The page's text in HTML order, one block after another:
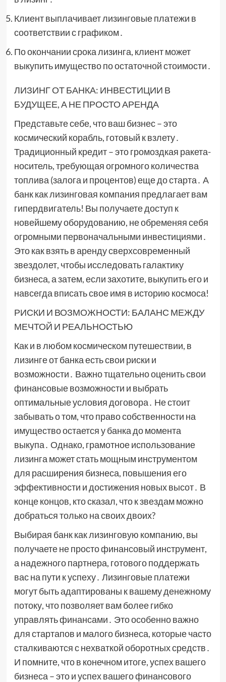
Клиент выплачивает лизинговые платежи в
соответствии с графиком․
По окончании срока лизинга, клиент может
выкупить имущество по остаточной стоимости․
ЛИЗИНГ ОТ БАНКА: ИНВЕСТИЦИИ В
БУДУЩЕЕ, А НЕ ПРОСТО АРЕНДА
Представьте себе, что ваш бизнес – это
космический корабль, готовый к взлету․
Традиционный кредит – это громоздкая ракета-
носитель, требующая огромного количества
топлива (залога и процентов) еще до старта․ А
банк как лизинговая компания предлагает вам
гипердвигатель! Вы получаете доступ к
новейшему оборудованию, не обременяя себя
огромными первоначальными инвестициями․
Это как взять в аренду сверхсовременный
звездолет, чтобы исследовать галактику
бизнеса, а затем, если захотите, выкупить его и
навсегда вписать свое имя в историю космоса!
РИСКИ И ВОЗМОЖНОСТИ: БАЛАНС МЕЖДУ
МЕЧТОЙ И РЕАЛЬНОСТЬЮ
Как и в любом космическом путешествии, в
лизинге от банка есть свои риски и
возможности․ Важно тщательно оценить свои
финансовые возможности и выбрать
оптимальные условия договора․ Не стоит
забывать о том, что право собственности на
имущество остается у банка до момента
выкупа․ Однако, грамотное использование
лизинга может стать мощным инструментом
для расширения бизнеса, повышения его
эффективности и достижения новых высот․ В
конце концов, кто сказал, что к звездам можно
добраться только на своих двоих?
Выбирая банк как лизинговую компанию, вы
получаете не просто финансовый инструмент,
а надежного партнера, готового поддержать
вас на пути к успеху․ Лизинговые платежи
могут быть адаптированы к вашему денежному
потоку, что позволяет вам более гибко
управлять финансами․ Это особенно важно
для стартапов и малого бизнеса, которые часто
сталкиваются с нехваткой оборотных средств․
И помните, что в конечном итоге, успех вашего
бизнеса – это и успех вашего финансового